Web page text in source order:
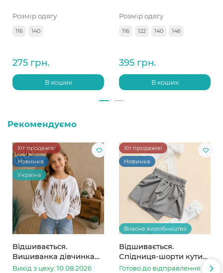
Розмір одягу
116 140
275 грн.
В кошик
Розмір одягу
116 122 140 146
395 грн.
В кошик
Рекомендуємо
Хіт продажів!
Новинка
Україна
Відшивається.
Вишиванка дівчинка
колоски
Вихід з цеху: 10.08.2026
Хіт продажів!
Новинка
Власне виробництво
Відшивається.
Спідниця-шорти кутик
сіра в смужку
Готово до відправлення